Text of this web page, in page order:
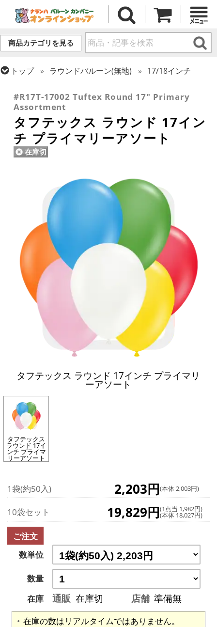
商品カテゴリを見る
トップ ラウンドバルーン(無地)
17/18インチ
#R17T-17002 Tuftex Round 17" Primary
Assortment
タフテックス ラウンド 17イン
チ プライマリーアソート
在庫切
タフテックス ラウンド 17インチ プライマリ
ーアソート
タフテックス
ラウンド 17イ
ンチ プライマ
リーアソート
1袋(約50入) 2,203円(本体 2,003円)
10袋セット 19,829円(1点当 1,982円)
(本体 18,027円)
ご注文
数単位
数量
在庫
通販 在庫切 店舗 準備無
在庫の数はリアルタイムではありません。